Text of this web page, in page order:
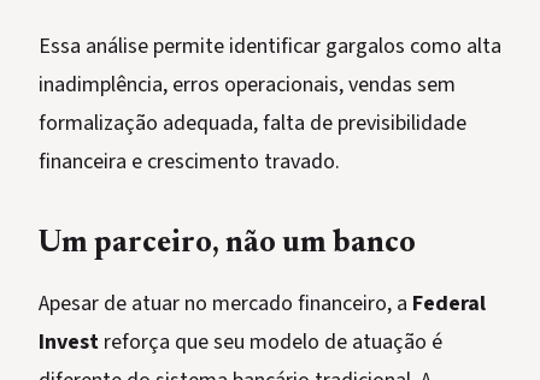
Essa análise permite identificar gargalos como alta
inadimplência, erros operacionais, vendas sem
formalização adequada, falta de previsibilidade
financeira e crescimento travado.
Um parceiro, não um banco
Apesar de atuar no mercado financeiro, a Federal
Invest reforça que seu modelo de atuação é